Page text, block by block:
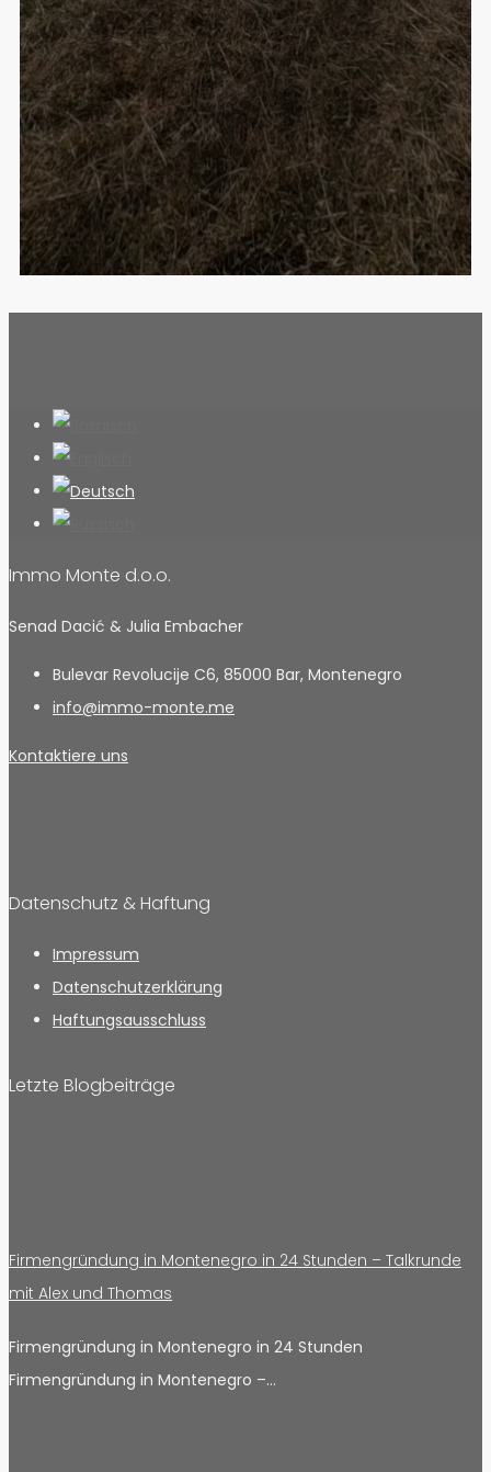
Immo Monte d.o.o.
Senad Dacić & Julia Embacher
Bulevar Revolucije C6, 85000 Bar, Montenegro
info@immo-monte.me
Kontaktiere uns
Datenschutz & Haftung
Impressum
Datenschutzerklärung
Haftungsausschluss
Letzte Blogbeiträge
Firmengründung in Montenegro in 24 Stunden – Talkrunde
mit Alex und Thomas
Firmengründung in Montenegro in 24 Stunden
Firmengründung in Montenegro –…